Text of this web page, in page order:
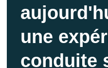
une
conduite